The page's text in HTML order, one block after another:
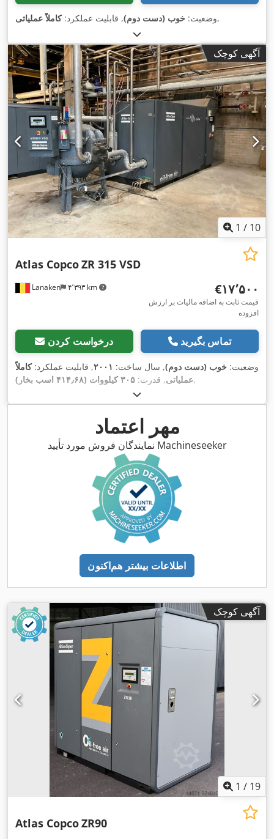
وضعیت: خوب (دست دوم), قابلیت عملکرد:کاملاً عملیاتی ,
آگهی کوچک
1 / 10
Lanaken ۴٬۳۹۳ km
Atlas CopcoZR 315 VSD
‎€۱۷٬۵۰۰
قیمت ثابت به اضافه مالیات بر ارزش
افزوده
درخواست کردن تماس بگیرید
وضعیت: خوب (دست دوم), سال ساخت: ۲۰۰۱, قابلیت عملکرد:کاملاً
عملیاتی, قدرت: ۳۰۵ کیلووات (۴۱۴٫۶۸ اسب بخار) ,
مهر اعتماد
نمایندگان فروش مورد تأیید Machineseeker
اطلاعات بیشتر هم‌اکنون
آگهی کوچک
1 / 19
Atlas CopcoZR90